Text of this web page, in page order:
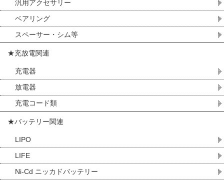
汎用アクセサリー
ベアリング
スペーサー・シム等
★充放電関連
充電器
放電器
充電コード類
★バッテリー関連
LIPO
LIFE
Ni-Cd ニッカドバッテリー